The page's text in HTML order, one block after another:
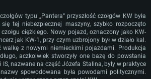
Ryzen 5 3600
nowszy
nie jest wspierany)
klient)
typu „Pantera” przyszłość czołgów KW była
tej niebezpiecznej maszyny, szybko rozpoczęto
ciężkiego. Nowy pojazd, oznaczony jako KW-
jak KW-1, przy czym uzbrojony był w działo kal.
z nowymi niemieckimi pojazdami. Produkcja
aczkolwiek stworzyły one bazę do powstania
IS, nazwane na część Józefa Stalina, były w praktyce
spowodowana była powodami politycznymi.